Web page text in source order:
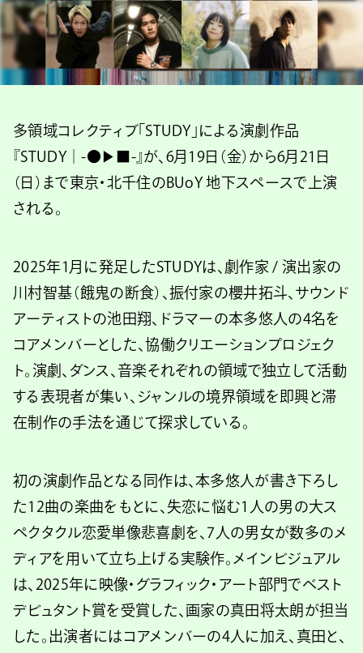
多領域コレクティブ「STUDY」による演劇作品
『STUDY｜-●▶︎■-』が、6月19日（金）から6月21日
（日）まで東京・北千住のBUoY 地下スペースで上演
される。
2025年1月に発足したSTUDYは、劇作家 / 演出家の
川村智基（餓鬼の断食）、振付家の櫻井拓斗、サウンド
アーティストの池田翔、ドラマーの本多悠人の4名を
コアメンバーとした、協働クリエーションプロジェク
ト。演劇、ダンス、音楽それぞれの領域で独立して活動
する表現者が集い、ジャンルの境界領域を即興と滞
在制作の手法を通じて探求している。
初の演劇作品となる同作は、本多悠人が書き下ろし
た12曲の楽曲をもとに、失恋に悩む1人の男の大ス
ペクタクル恋愛単像悲喜劇を、7人の男女が数多のメ
ディアを用いて立ち上げる実験作。メインビジュアル
は、2025年に映像・グラフィック・アート部門でベスト
デビュタント賞を受賞した、画家の真田将太朗が担当
した。出演者にはコアメンバーの4人に加え、真田と、